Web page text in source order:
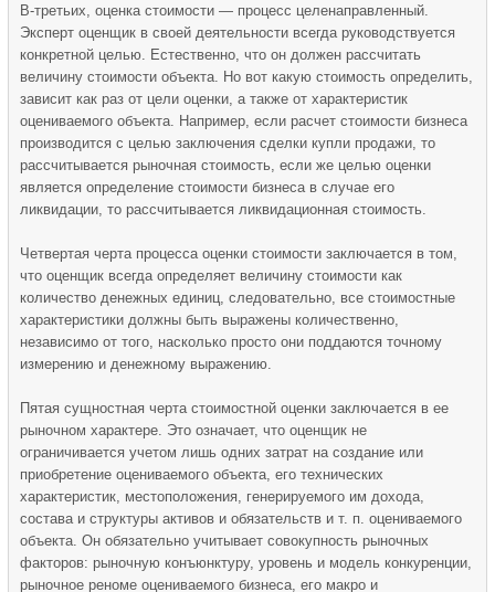
В-третьих, оценка стоимости — процесс целенаправленный.
Эксперт оценщик в своей деятельности всегда руководствуется
конкретной целью. Естественно, что он должен рассчитать
величину стоимости объекта. Но вот какую стоимость определить,
зависит как раз от цели оценки, а также от характеристик
оцениваемого объекта. Например, если расчет стоимости бизнеса
производится с целью заключения сделки купли продажи, то
рассчитывается рыночная стоимость, если же целью оценки
является определение стоимости бизнеса в случае его
ликвидации, то рассчитывается ликвидационная стоимость.
Четвертая черта процесса оценки стоимости заключается в том,
что оценщик всегда определяет величину стоимости как
количество денежных единиц, следовательно, все стоимостные
характеристики должны быть выражены количественно,
независимо от того, насколько просто они поддаются точному
измерению и денежному выражению.
Пятая сущностная черта стоимостной оценки заключается в ее
рыночном характере. Это означает, что оценщик не
ограничивается учетом лишь одних затрат на создание или
приобретение оцениваемого объекта, его технических
характеристик, местоположения, генерируемого им дохода,
состава и структуры активов и обязательств и т. п. оцениваемого
объекта. Он обязательно учитывает совокупность рыночных
факторов: рыночную конъюнктуру, уровень и модель конкуренции,
рыночное реноме оцениваемого бизнеса, его макро и